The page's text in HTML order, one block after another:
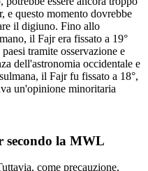
e questo momento dovrebbe
il digiuno. Fino allo
il Fajr era fissato a 19°
tramite osservazione e
dell'astronomia occidentale e
il Fajr fu fissato a 18°,
un'opinione minoritaria
la MWL
come precauzione,